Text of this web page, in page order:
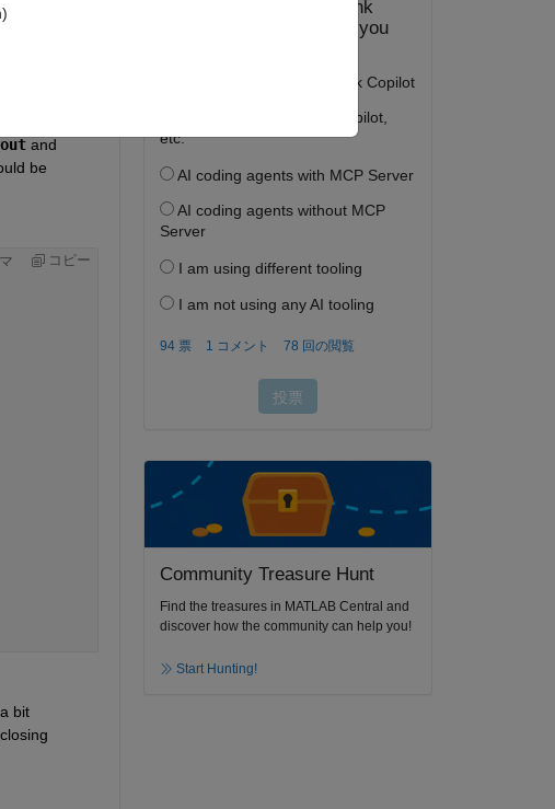
be
コピー
bit
Community Treasure Hunt
Find the treasures in MATLAB Central and
discover how the community can help you!
Start Hunting!